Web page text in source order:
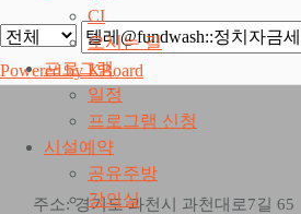
CI
오시는 길
프로그램
일정
프로그램 신청
시설예약
공유주방
강의실
Powered by KBoard
주소: 경기도 과천시 과천대로7길 65